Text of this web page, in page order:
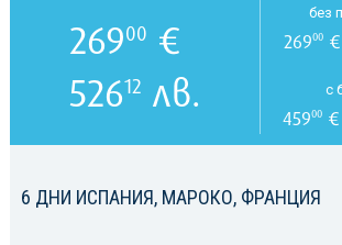
6 ДНИ ИСПАНИЯ, МАРОКО, ФРАНЦИЯ
26900 €
52612 лв.
без
26900€
с
45900€